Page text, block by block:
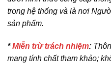
trong hệ thống và là nơi
sản phẩm.
*Miễn trừ trách nhiệm:
mang tính chất tham khảo;